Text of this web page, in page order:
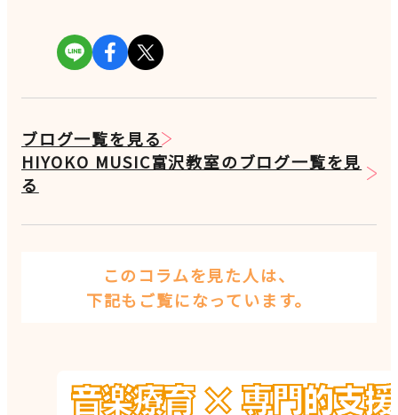
ブログ一覧を見る
HIYOKO MUSIC富沢教室のブログ一覧を見
る
このコラムを見た人は、
下記もご覧になっています。